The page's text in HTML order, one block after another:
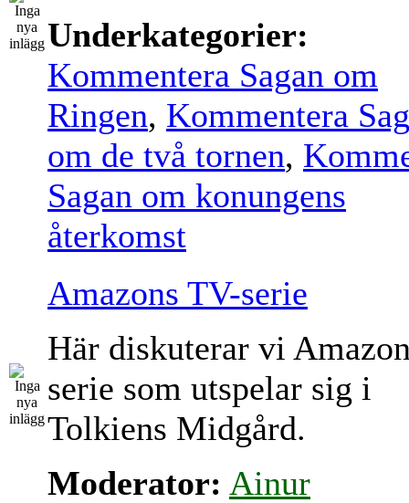
Underkategorier:
Kommentera Sagan om
Ringen, Kommentera
om de två tornen,
Sagan om konungens
återkomst
Amazons TV-serie
Här diskuterar vi
serie som utspelar sig i
Tolkiens Midgård.
Moderator: Ainur